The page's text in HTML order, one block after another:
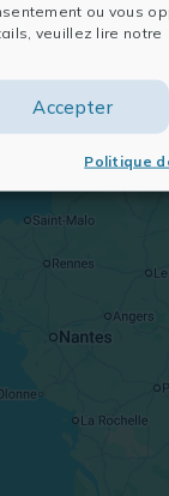
ou vous
veuillez lire notre
Accepter
Politique